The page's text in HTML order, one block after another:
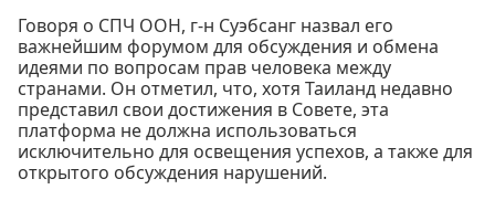
Говоря о СПЧ ООН, г-н Суэбсанг назвал его
важнейшим форумом для обсуждения и обмена
идеями по вопросам прав человека между
странами. Он отметил, что, хотя Таиланд недавно
представил свои достижения в Совете, эта
платформа не должна использоваться
исключительно для освещения успехов, а также для
открытого обсуждения нарушений.